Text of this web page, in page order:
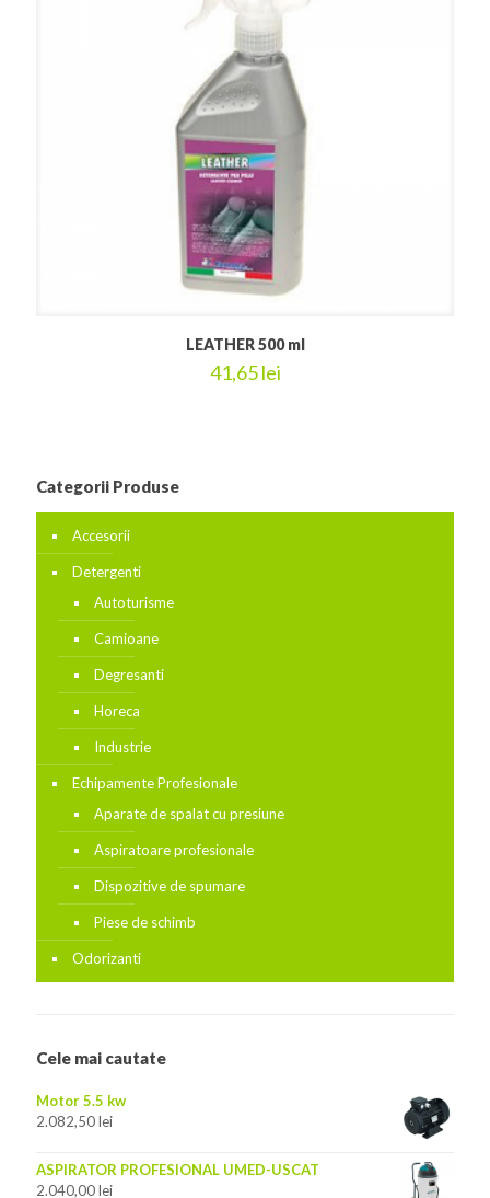
LEATHER 500 ml
41,65lei
Categorii Produse
Accesorii
Detergenti
Autoturisme
Camioane
Degresanti
Horeca
Industrie
Echipamente Profesionale
Aparate de spalat cu presiune
Aspiratoare profesionale
Dispozitive de spumare
Piese de schimb
Odorizanti
Cele mai cautate
Motor 5.5 kw
2.082,50lei
ASPIRATOR PROFESIONAL UMED-USCAT
2.040,00lei